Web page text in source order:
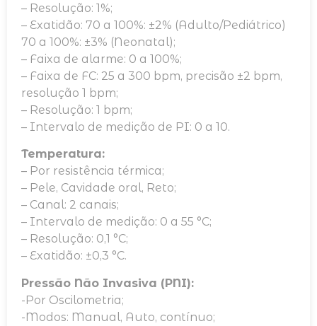
– Resolução: 1%;
– Exatidão: 70 a 100%: ±2% (Adulto/Pediátrico)
70 a 100%: ±3% (Neonatal);
– Faixa de alarme: 0 a 100%;
– Faixa de FC: 25 a 300 bpm, precisão ±2 bpm,
resolução 1 bpm;
– Resolução: 1 bpm;
– Intervalo de medição de PI: 0 a 10.
Temperatura:
– Por resistência térmica;
– Pele, Cavidade oral, Reto;
– Canal: 2 canais;
– Intervalo de medição: 0 a 55 °C;
– Resolução: 0,1 °C;
– Exatidão: ±0,3 °C.
Pressão Não Invasiva (PNI):
-Por Oscilometria;
-Modos: Manual, Auto, contínuo;